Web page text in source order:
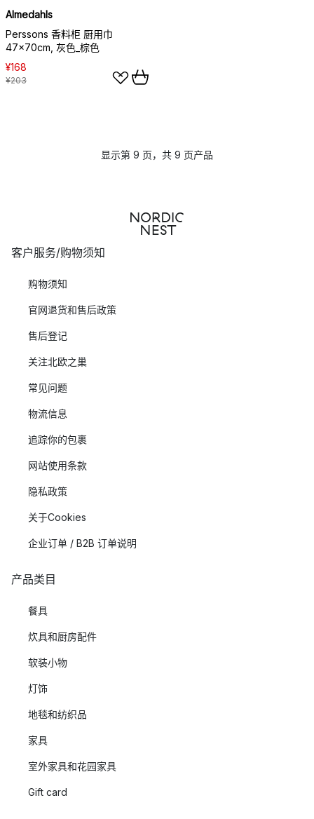
Almedahls
Perssons 香料柜 厨用巾
47x70cm, 灰色_棕色
¥168
¥203
显示第 9 页，共 9 页产品
客户服务/购物须知
购物须知
官网退货和售后政策
售后登记
关注北欧之巢
常见问题
物流信息
追踪你的包裹
网站使用条款
隐私政策
关于Cookies
企业订单 / B2B 订单说明
产品类目
餐具
炊具和厨房配件
软装小物
灯饰
地毯和纺织品
家具
室外家具和花园家具
Gift card